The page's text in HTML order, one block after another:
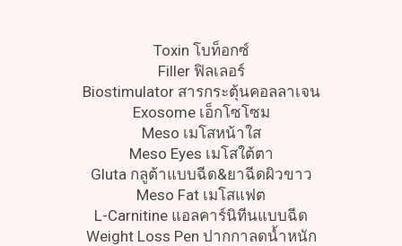
Toxin โบท็อกซ์
Filler ฟิลเลอร์
Biostimulator สารกระตุ้นคอลลาเจน
Exosome เอ็กโซโซม
Meso เมโสหน้าใส
Meso Eyes เมโสใต้ตา
Gluta กลูต้าแบบฉีด&ยาฉีดผิวขาว
Meso Fat เมโสแฟต
L-Carnitine แอลคาร์นิทีนแบบฉีด
Weight Loss Pen ปากกาลดน้ำหนัก